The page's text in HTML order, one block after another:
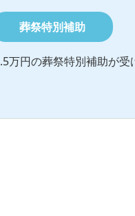
葬祭特別補助
円の葬祭特別補助が受